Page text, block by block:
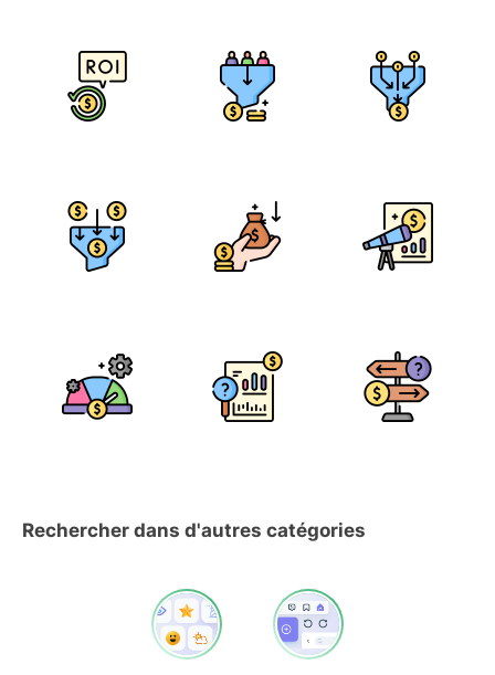
Rechercher dans d'autres catégories